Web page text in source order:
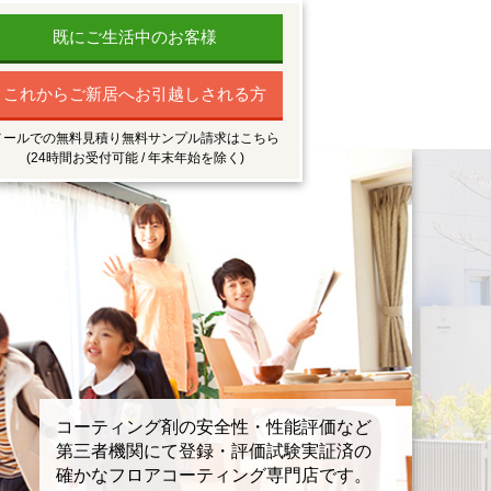
既にご生活中のお客様
これからご新居へお引越しされる方
ールでの無料見積り無料サンプル請求はこちら
(24時間お受付可能 / 年末年始を除く)
コーティング剤の安全性・性能評価など
第三者機関にて登録・評価試験実証済の
確かなフロアコーティング専門店です。